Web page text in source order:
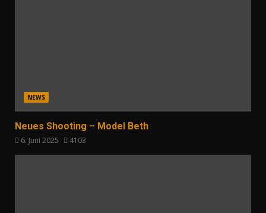
NEWS
Neues Shooting – Model Beth
6. Juni 2025 4103